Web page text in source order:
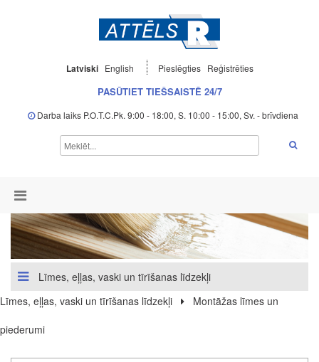
Latviski English Pieslēgties Reģistrēties
PASŪTIET TIEŠSAISTĒ 24/7
Darba laiks P.O.T.C.Pk. 9:00 - 18:00, S. 10:00 - 15:00, Sv. - brīvdiena
Līmes, eļļas, vaski un tīrīšanas līdzekļi
Līmes, eļļas, vaski un tīrīšanas līdzekļi
Montāžas līmes un
piederumi